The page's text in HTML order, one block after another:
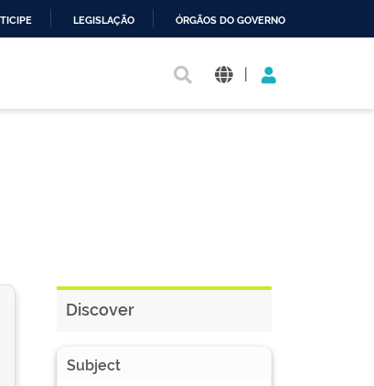
LEGISLAÇÃO ÓRGÃOS DO GOVERNO
|
Discover
Subject